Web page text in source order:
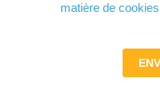
matière de cookies